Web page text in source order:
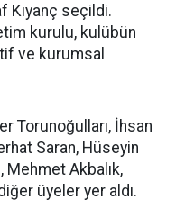
Kıyanç seçildi.
kurulu, kulübün
ve kurumsal
Torunoğulları, İhsan
Saran, Hüseyin
Mehmet Akbalık,
üyeler yer aldı.